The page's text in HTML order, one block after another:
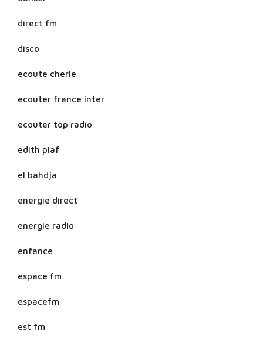
direct fm
disco
ecoute cherie
ecouter france inter
ecouter top radio
edith piaf
el bahdja
energie direct
energie radio
enfance
espace fm
espacefm
est fm